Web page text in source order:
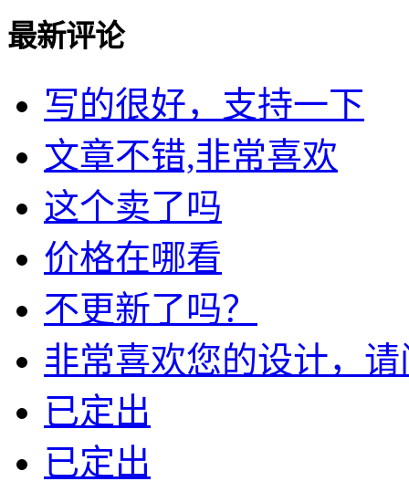
最新评论
写的很好，支持一下
文章不错,非常喜欢
这个卖了吗
价格在哪看
不更新了吗？
非常喜欢您的设计，请
已定出
已定出